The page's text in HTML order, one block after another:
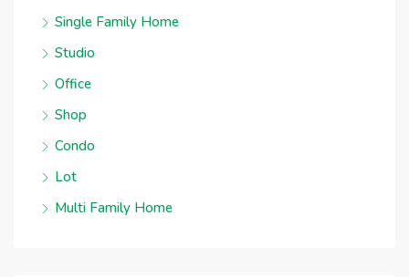
Single Family Home
Studio
Office
Shop
Condo
Lot
Multi Family Home